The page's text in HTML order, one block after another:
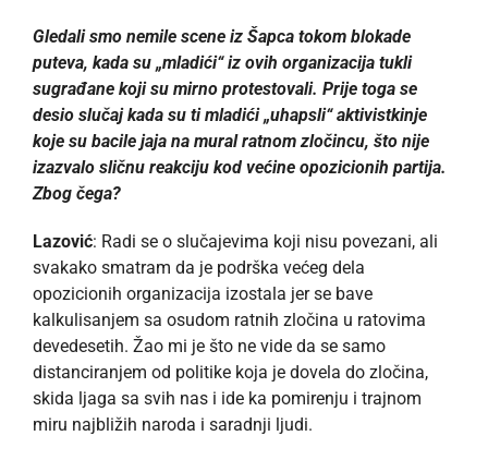
Gledali smo nemile scene iz Šapca tokom blokade
puteva, kada su „mladići“ iz ovih organizacija tukli
sugrađane koji su mirno protestovali. Prije toga se
desio slučaj kada su ti mladići „uhapsli“ aktivistkinje
koje su bacile jaja na mural ratnom zločincu, što nije
izazvalo sličnu reakciju kod većine opozicionih partija.
Zbog čega?
Lazović: Radi se o slučajevima koji nisu povezani, ali
svakako smatram da je podrška većeg dela
opozicionih organizacija izostala jer se bave
kalkulisanjem sa osudom ratnih zločina u ratovima
devedesetih. Žao mi je što ne vide da se samo
distanciranjem od politike koja je dovela do zločina,
skida ljaga sa svih nas i ide ka pomirenju i trajnom
miru najbližih naroda i saradnji ljudi.